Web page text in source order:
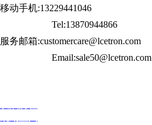
移动手机
Tel:13870944866
服务邮箱
Email:sale50@lcetron.com